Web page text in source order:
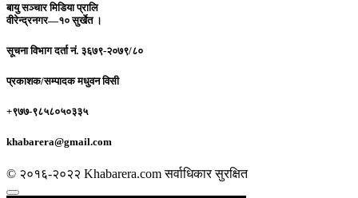
बायु सञ्चार मिडिया प्रालि
वीरेन्द्रनगर—१० सुर्खेत ।
सूचना विभाग दर्ता नं. ३६७९-२०७९/८०
प्रकाशक/सम्पादकमधुवन विसी
+९७७-९८५८०५०३३५
khabarera@gmail.com
© २०१६-२०२२ Khabarera.com सर्वाधिकार सुरक्षित